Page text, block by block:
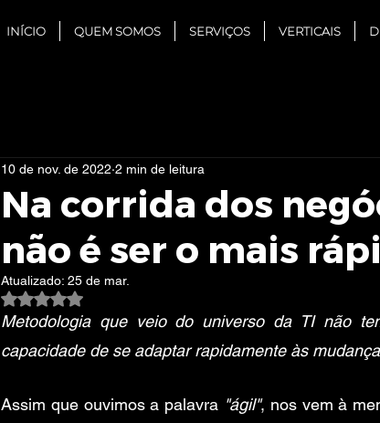
INÍCIO QUEM SOMOS SERVIÇOS VERTICAIS
Na corrida dos
não é ser o mais
10 de nov. de 2022 2 min de leitura
Atualizado: 25 de mar.
Avaliado com NaN de 5 estrelas.
Metodologia que veio do universo da TI não
capacidade de se adaptar rapidamente às
Assim que ouvimos a palavra "ágil", nos vem à